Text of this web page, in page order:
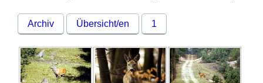
Archiv Übersicht/en 1